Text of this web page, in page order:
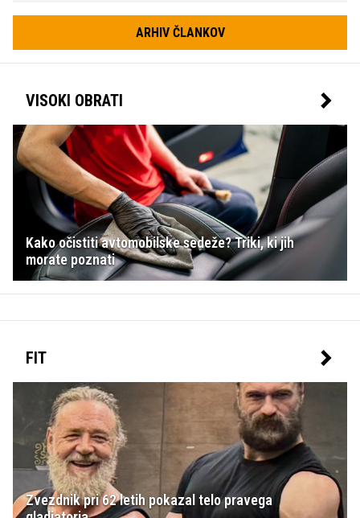
ob 12. uri v Šenčurju.
ARHIV ČLANKOV
VISOKI OBRATI
Kako očistiti avtomobilske sedeže? Triki, ki jih
morate poznati
FIT
Zvezdnik pri 62 letih pokazal telo pravega